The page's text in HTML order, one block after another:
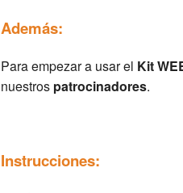
Además:
Para empezar a usar el Kit
nuestros patrocinadores.
Instrucciones: